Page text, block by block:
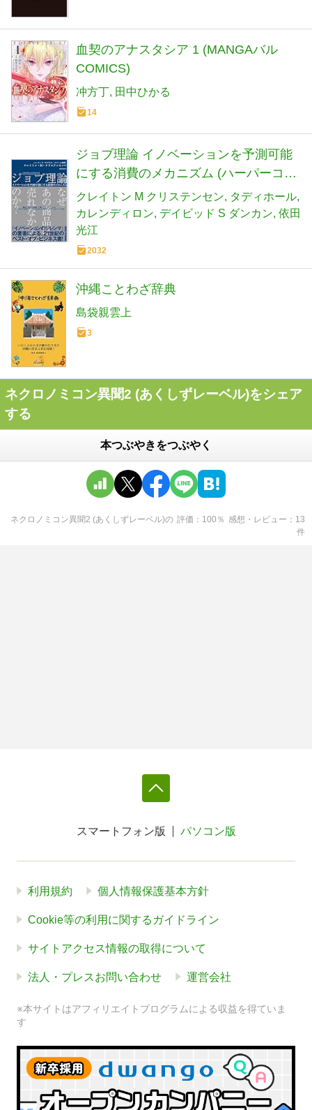
血契のアナスタシア 1 (MANGAバル
COMICS)
冲方丁 田中ひかる
14
ジョブ理論 イノベーションを予測可能
にする消費のメカニズム (ハーパーコリ
ンズ・ノンフィクション)
クレイトン M クリステンセン
タディホール
カレンディロン デイビッド S ダンカン 依田
光江
2032
沖縄ことわざ辞典
島袋親雲上
3
ネクロノミコン異聞2 (あくしずレーベル)をシェア
する
本つぶやきをつぶやく
ネクロノミコン異聞2 (あくしずレーベル)の 評価 100 ％ 感想・レビュー
13
件
スマートフォン版 パソコン版
利用規約 個人情報保護基本方針
Cookie等の利用に関するガイドライン
サイトアクセス情報の取得について
法人・プレスお問い合わせ 運営会社
※本サイトはアフィリエイトプログラムによる収益を得ていま
す